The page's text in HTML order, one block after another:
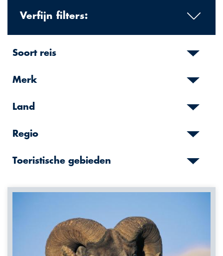
Verfijn filters:
Soort reis
Merk
Land
Regio
Toeristische gebieden